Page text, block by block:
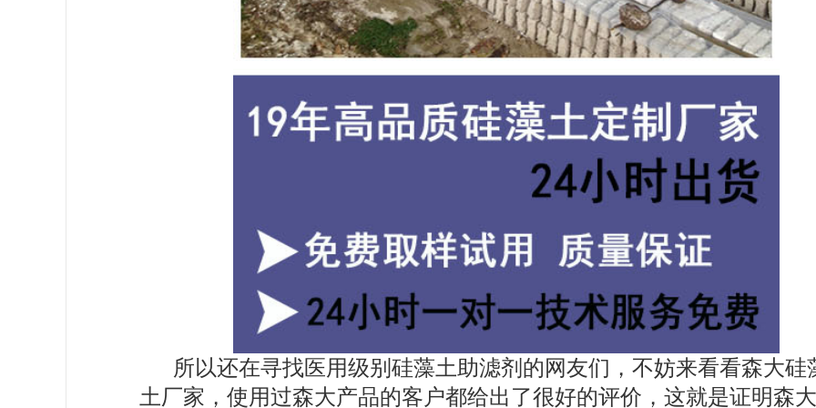
所以还在寻找医用级别硅藻土助滤剂的网友们，不妨来看看森大硅
土厂家，使用过森大产品的客户都给出了很好的评价，这就是证明森